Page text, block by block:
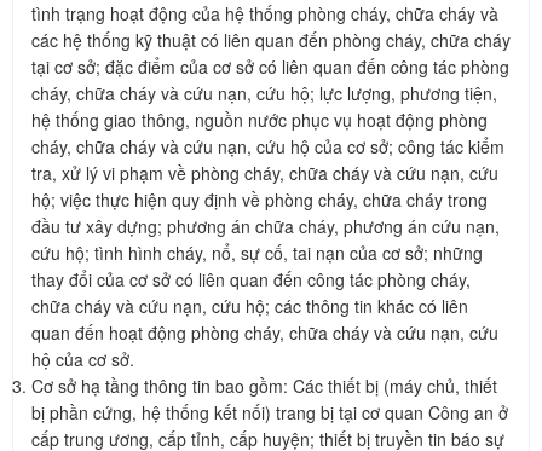
tình trạng hoạt động của hệ thống phòng cháy, chữa cháy và
các hệ thống kỹ thuật có liên quan đến phòng cháy, chữa cháy
tại cơ sở; đặc điểm của cơ sở có liên quan đến công tác phòng
cháy, chữa cháy và cứu nạn, cứu hộ; lực lượng, phương tiện,
hệ thống giao thông, nguồn nước phục vụ hoạt động phòng
cháy, chữa cháy và cứu nạn, cứu hộ của cơ sở; công tác kiểm
tra, xử lý vi phạm về phòng cháy, chữa cháy và cứu nạn, cứu
hộ; việc thực hiện quy định về phòng cháy, chữa cháy trong
đầu tư xây dựng; phương án chữa cháy, phương án cứu nạn,
cứu hộ; tình hình cháy, nổ, sự cố, tai nạn của cơ sở; những
thay đổi của cơ sở có liên quan đến công tác phòng cháy,
chữa cháy và cứu nạn, cứu hộ; các thông tin khác có liên
quan đến hoạt động phòng cháy, chữa cháy và cứu nạn, cứu
hộ của cơ sở.
Cơ sở hạ tầng thông tin bao gồm: Các thiết bị (máy chủ, thiết
bị phần cứng, hệ thống kết nối) trang bị tại cơ quan Công an ở
cấp trung ương, cấp tỉnh, cấp huyện; thiết bị truyền tin báo sự